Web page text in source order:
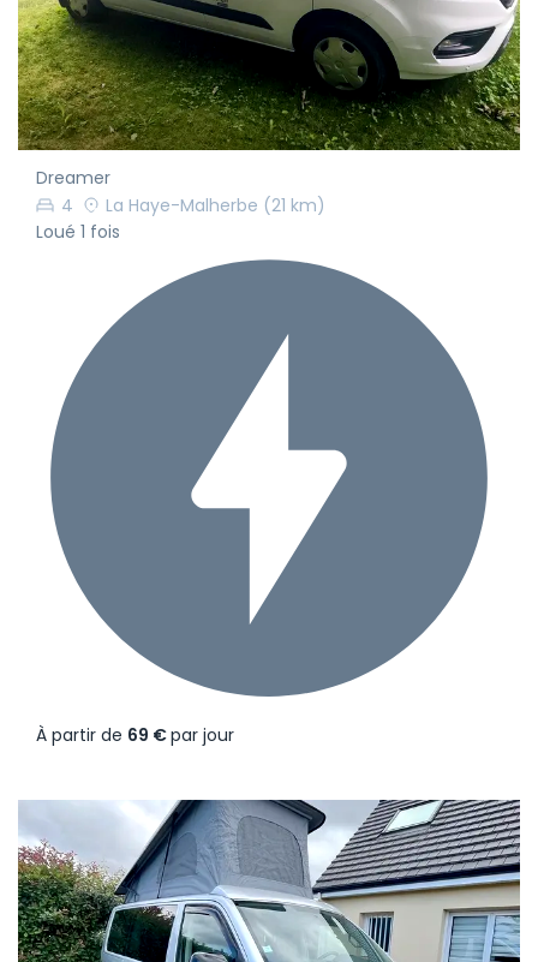
Dreamer
4
La Haye-Malherbe (21 km)
Loué 1 fois
À partir de 69 €par jour